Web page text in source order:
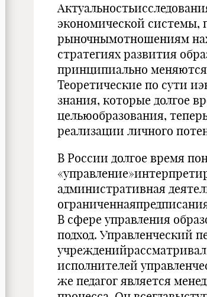
экономической системы,
рыночнымотношениям
стратегиях развития
принципиально
Теоретические по сути
знания, которые долгое
цельюобразования,
реализации личного
В России долгое время
административная
В сфере управления
подход. Управленческий
исполнителей
же педагог является